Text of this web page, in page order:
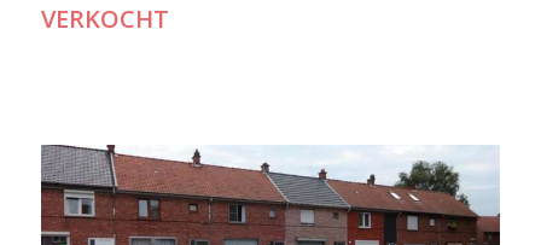
VERKOCHT